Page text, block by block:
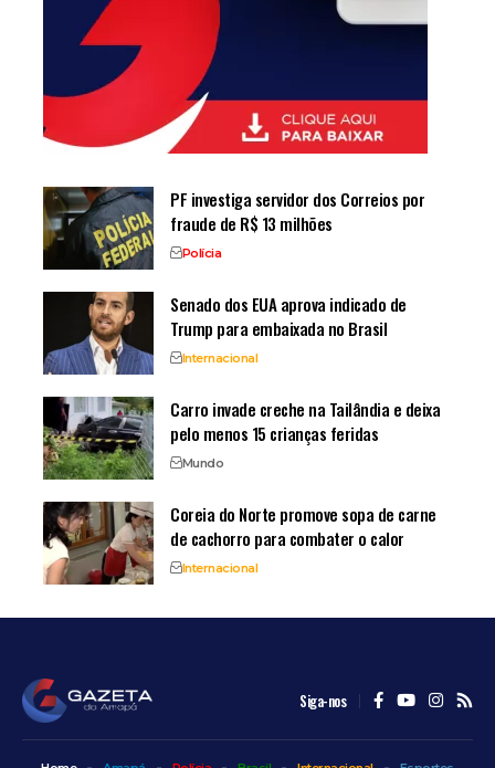
PF investiga servidor dos Correios por
fraude de R$ 13 milhões
Polícia
Senado dos EUA aprova indicado de
Trump para embaixada no Brasil
Internacional
Carro invade creche na Tailândia e deixa
pelo menos 15 crianças feridas
Mundo
Coreia do Norte promove sopa de carne
de cachorro para combater o calor
Internacional
Siga-nos